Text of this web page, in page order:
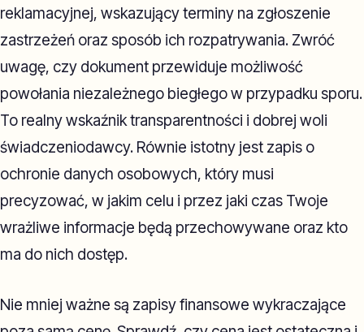
reklamacyjnej, wskazujący terminy na zgłoszenie
zastrzeżeń oraz sposób ich rozpatrywania. Zwróć
uwagę, czy dokument przewiduje możliwość
powołania niezależnego biegłego w przypadku sporu.
To realny wskaźnik transparentności i dobrej woli
świadczeniodawcy. Równie istotny jest zapis o
ochronie danych osobowych, który musi
precyzować, w jakim celu i przez jaki czas Twoje
wrażliwe informacje będą przechowywane oraz kto
ma do nich dostęp.
Nie mniej ważne są zapisy finansowe wykraczające